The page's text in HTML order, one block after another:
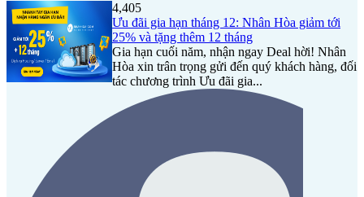
4,405
Ưu đãi gia hạn tháng 12: Nhân Hòa giảm tới
25% và tặng thêm 12 tháng
Gia hạn cuối năm, nhận ngay Deal hời! Nhân
Hòa xin trân trọng gửi đến quý khách hàng, đối
tác chương trình Ưu đãi gia...